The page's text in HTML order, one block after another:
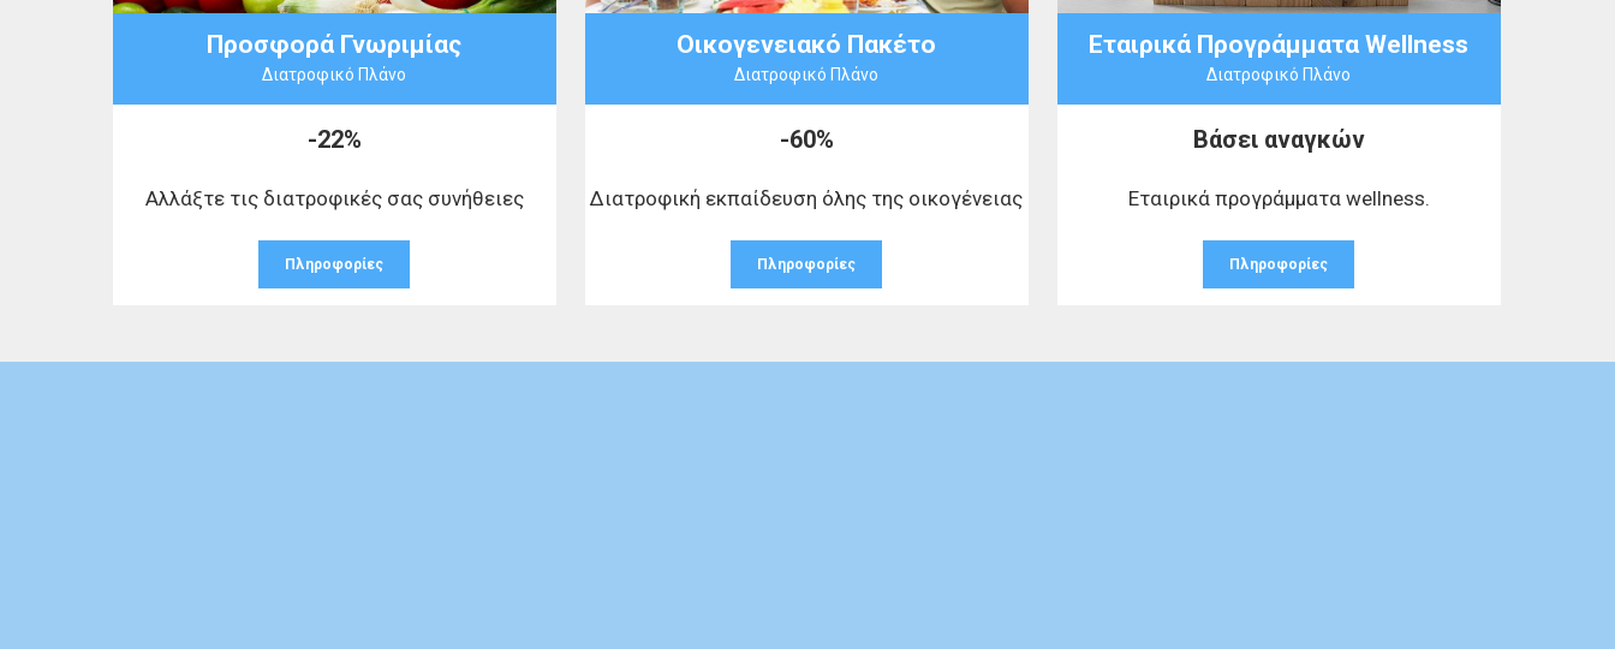
Προσφορά Γνωριμίας
Διατροφικό Πλάνο
-22%
Αλλάξτε τις διατροφικές σας συνήθειες
Πληροφορίες
Οικογενειακό Πακέτο
Διατροφικό Πλάνο
-60%
Διατροφική εκπαίδευση όλης της οικογένειας
Πληροφορίες
Εταιρικά Προγράμματα Wellness
Διατροφικό Πλάνο
Βάσει αναγκών
Εταιρικά προγράμματα wellness.
Πληροφορίες